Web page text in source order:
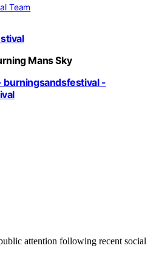
Team
Mans Sky
-
attention following recent social